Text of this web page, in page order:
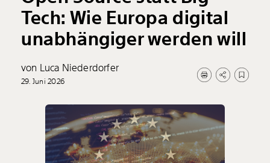
Tech: Wie Europa digital
unabhängiger werden will
von Luca Niederdorfer
29. Juni 2026